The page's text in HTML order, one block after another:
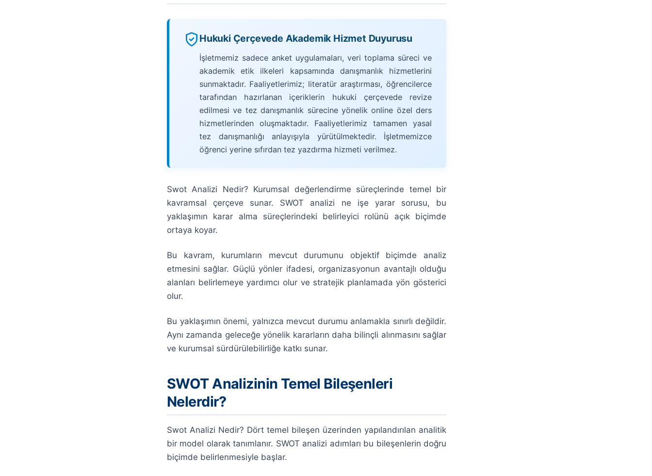
Hukuki Çerçevede Akademik Hizmet Duyurusu
İşletmemiz sadece anket uygulamaları, veri toplama süreci ve
akademik etik ilkeleri kapsamında danışmanlık hizmetlerini
sunmaktadır. Faaliyetlerimiz; literatür araştırması, öğrencilerce
tarafından hazırlanan içeriklerin hukuki çerçevede revize
edilmesi ve tez danışmanlık sürecine yönelik online özel ders
hizmetlerinden oluşmaktadır. Faaliyetlerimiz tamamen yasal
tez danışmanlığı anlayışıyla yürütülmektedir. İşletmemizce
öğrenci yerine sıfırdan tez yazdırma hizmeti verilmez.
Swot Analizi Nedir? Kurumsal değerlendirme süreçlerinde temel bir
kavramsal çerçeve sunar. SWOT analizi ne işe yarar sorusu, bu
yaklaşımın karar alma süreçlerindeki belirleyici rolünü açık biçimde
ortaya koyar.
Bu kavram, kurumların mevcut durumunu objektif biçimde analiz
etmesini sağlar. Güçlü yönler ifadesi, organizasyonun avantajlı olduğu
alanları belirlemeye yardımcı olur ve stratejik planlamada yön gösterici
olur.
Bu yaklaşımın önemi, yalnızca mevcut durumu anlamakla sınırlı değildir.
Aynı zamanda geleceğe yönelik kararların daha bilinçli alınmasını sağlar
ve kurumsal sürdürülebilirliğe katkı sunar.
SWOT Analizinin Temel Bileşenleri
Nelerdir?
Swot Analizi Nedir? Dört temel bileşen üzerinden yapılandırılan analitik
bir model olarak tanımlanır. SWOT analizi adımları bu bileşenlerin doğru
biçimde belirlenmesiyle başlar.